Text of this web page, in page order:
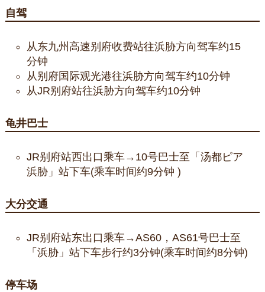
自驾
从东九州高速别府收费站往浜胁方向驾车约15
分钟
从别府国际观光港往浜胁方向驾车约10分钟
从JR别府站往浜胁方向驾车约10分钟
龟井巴士
JR别府站西出口乘车→10号巴士至「汤都ピア
浜胁」站下车(乘车时间约9分钟 )
大分交通
JR别府站东出口乘车→AS60，AS61号巴士至
「浜胁」站下车步行约3分钟(乘车时间约8分钟)
停车场